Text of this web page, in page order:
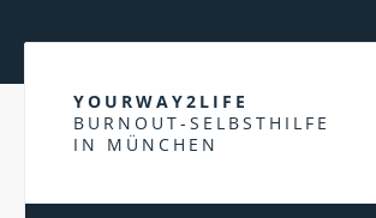
YOURWAY2LIFE
BURNOUT-SELBSTHILFE
IN MÜNCHEN